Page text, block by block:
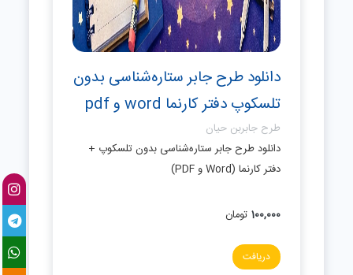
دانلود طرح جابر ستاره‌شناسی بدون
تلسکوپ دفتر کارنما word و pdf
طرح جابربن حیان
دانلود طرح جابر ستاره‌شناسی بدون تلسکوپ +
دفتر کارنما (Word و PDF)
100,000 تومان
دریافت